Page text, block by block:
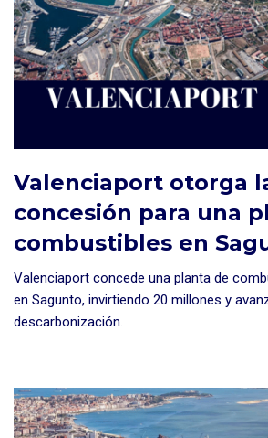
Valenciaport otorga
concesión para una
combustibles en
Valenciaport concede una planta de
en Sagunto, invirtiendo 20 millones y
descarbonización.